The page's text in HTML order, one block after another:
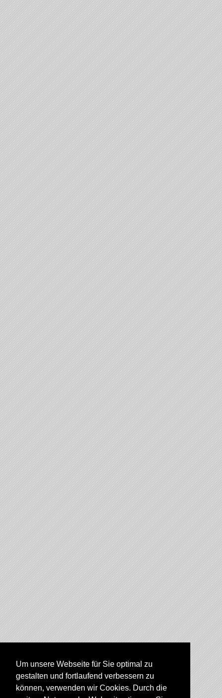
Um unsere Webseite für Sie optimal zu
gestalten und fortlaufend verbessern zu
können, verwenden wir Cookies. Durch die